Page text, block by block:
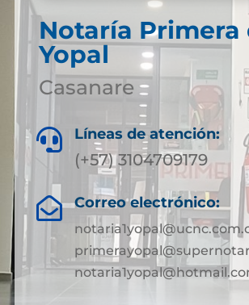
Notaría Primera
Yopal
Casanare
 Líneas de atención:
(+57) 3104709179
 Correo electrónico: